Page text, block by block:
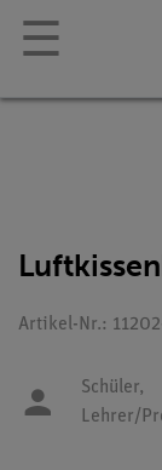
☰
Artikel-Nr.:
Schüler,
Lehrer/